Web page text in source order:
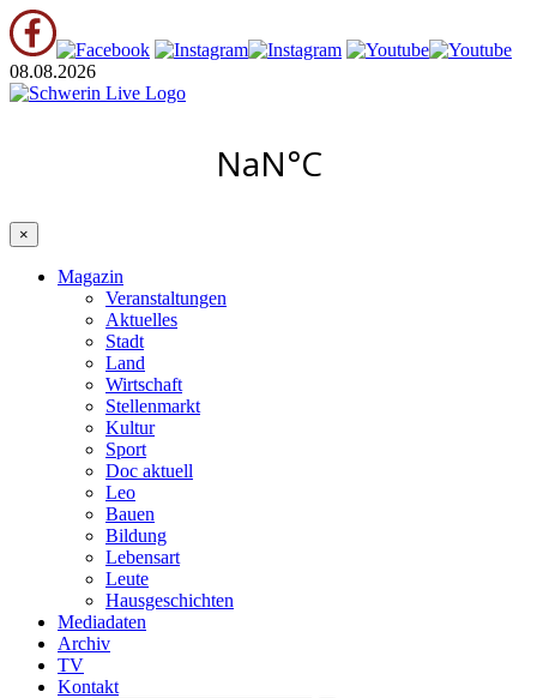
08.08.2026
×
Magazin
Veranstaltungen
Aktuelles
Stadt
Land
Wirtschaft
Stellenmarkt
Kultur
Sport
Doc aktuell
Leo
Bauen
Bildung
Lebensart
Leute
Hausgeschichten
Mediadaten
Archiv
TV
Kontakt